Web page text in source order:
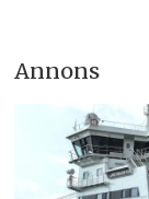
Annons